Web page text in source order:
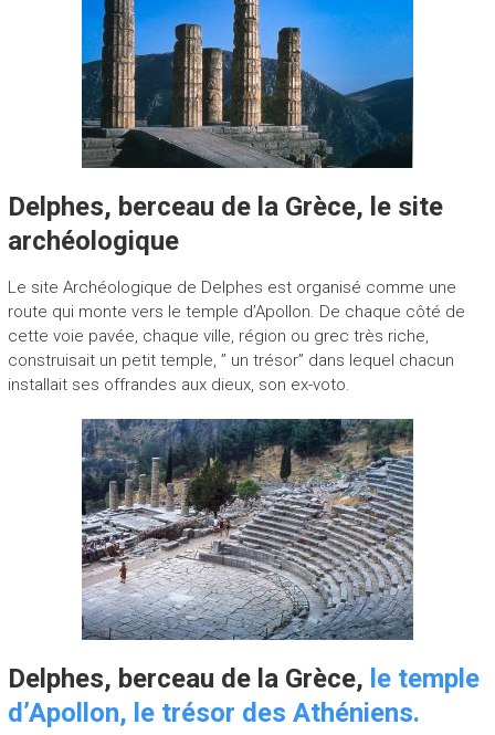
Delphes, berceau de la Grèce, le site
archéologique
Le site Archéologique de Delphes est organisé comme une
route qui monte vers le temple d’Apollon. De chaque côté de
cette voie pavée, chaque ville, région ou grec très riche,
construisait un petit temple, ” un trésor” dans lequel chacun
installait ses offrandes aux dieux, son ex-voto.
Delphes, berceau de la Grèce, le temple
d’Apollon, le trésor des Athéniens.